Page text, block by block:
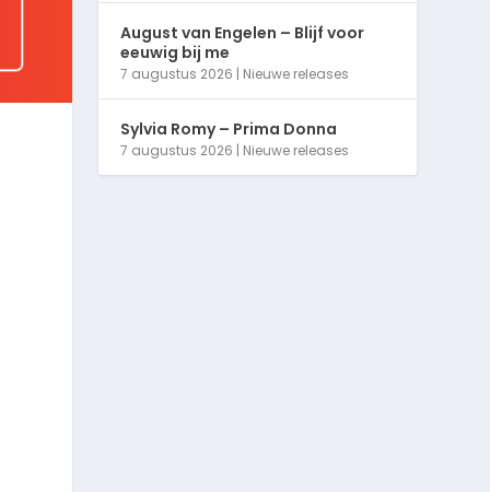
August van Engelen – Blijf voor
eeuwig bij me
7 augustus 2026 | Nieuwe releases
Sylvia Romy – Prima Donna
7 augustus 2026 | Nieuwe releases